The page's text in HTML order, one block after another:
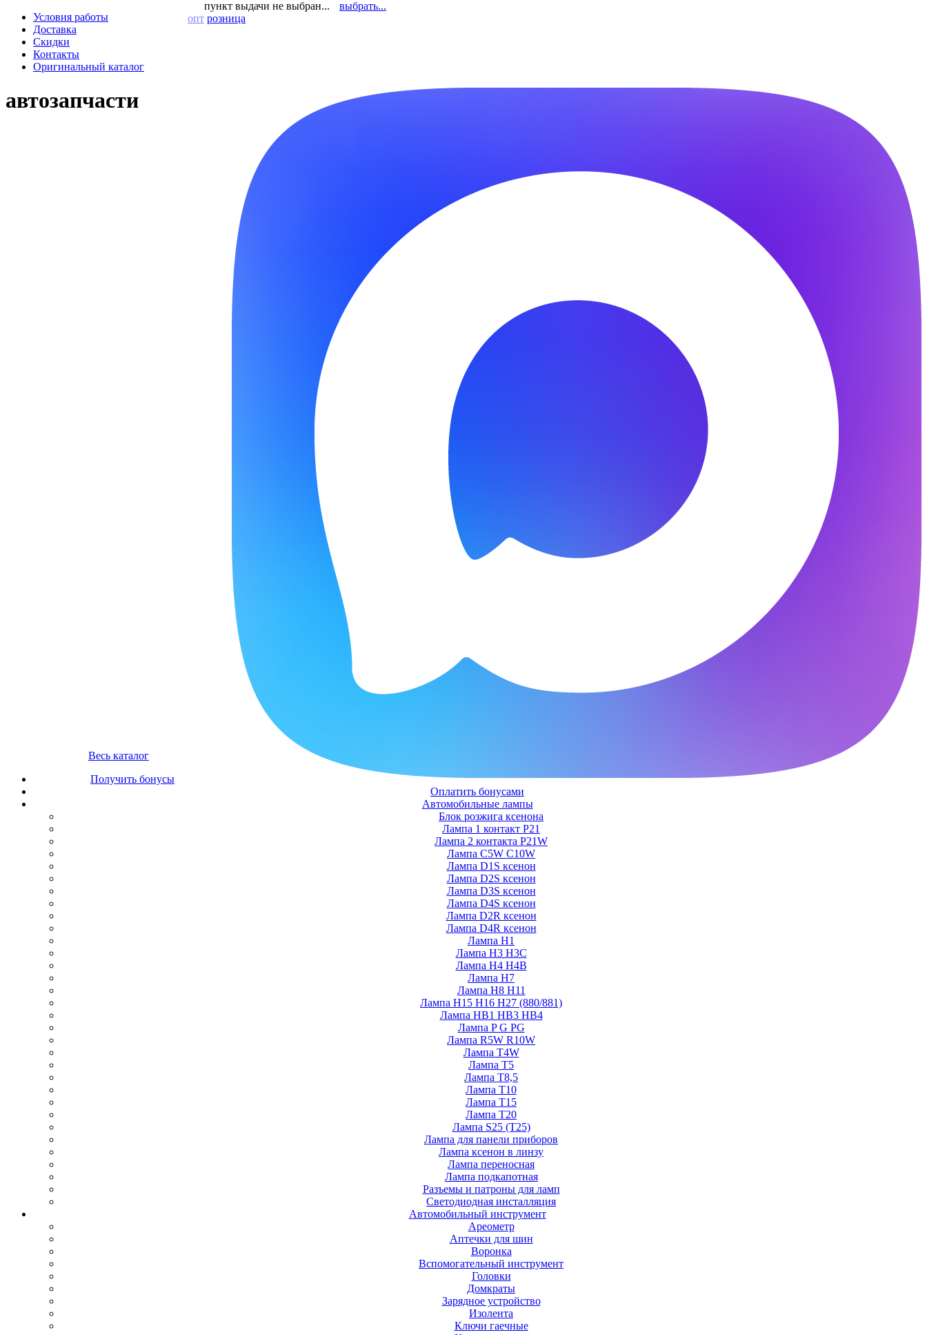
Условия работы
Доставка
Скидки
Контакты
Оригинальный каталог
пункт выдачи не выбран...
выбрать...
опт розница
автозапчасти
Весь каталог
Получить бонусы
Оплатить бонусами
Автомобильные лампы
Блок розжига ксенона
Лампа 1 контакт P21
Лампа 2 контакта P21W
Лампа C5W C10W
Лампа D1S ксенон
Лампа D2S ксенон
Лампа D3S ксенон
Лампа D4S ксенон
Лампа D2R ксенон
Лампа D4R ксенон
Лампа H1
Лампа H3 H3C
Лампа H4 H4B
Лампа H7
Лампа H8 H11
Лампа H15 H16 H27 (880/881)
Лампа HB1 HB3 HB4
Лампа P G PG
Лампа R5W R10W
Лампа T4W
Лампа T5
Лампа T8,5
Лампа T10
Лампа T15
Лампа T20
Лампа S25 (T25)
Лампа для панели приборов
Лампа ксенон в линзу
Лампа переносная
Лампа подкапотная
Разъемы и патроны для ламп
Светодиодная инсталляция
Автомобильный инструмент
Ареометр
Аптечки для шин
Воронка
Вспомогательный инструмент
Головки
Домкраты
Зарядное устройство
Изолента
Ключи гаечные